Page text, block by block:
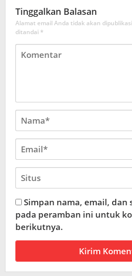
Tinggalkan Balasan
Alamat email Anda tidak akan
ditandai *
Simpan nama, email, dan
pada peramban ini untuk
berikutnya.